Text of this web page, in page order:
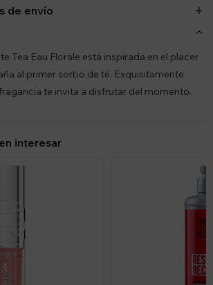
de envío
Tea Eau Florale está inspirada en el placer
al primer sorbo de té. Exquisitamente
te invita a disfrutar del momento.
interesar